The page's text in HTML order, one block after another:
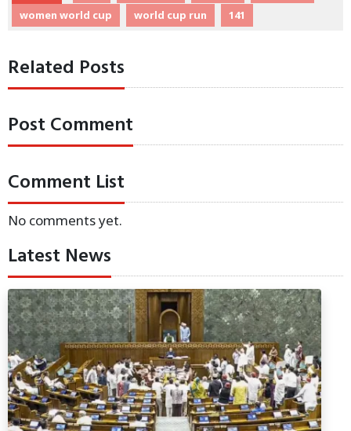
women world cup
world cup run 141
Related Posts
Post Comment
Comment List
No comments yet.
Latest News